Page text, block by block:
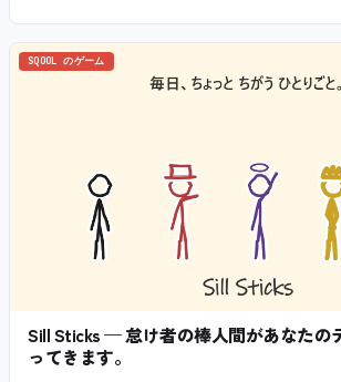
SQOOL のゲーム
Sill Sticks — 怠け者の棒人間があなたの
ってきます。